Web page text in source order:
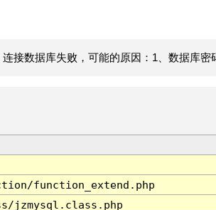
接数据库失败，可能的原因：1、数据库密
function_extend.php
jzmysql.class.php